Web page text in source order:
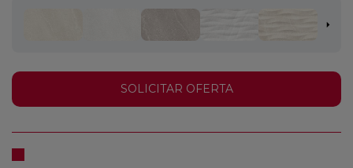
SOLICITAR OFERTA